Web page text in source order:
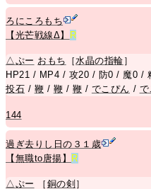
ろにころもち
【光芒戦線Δ】
R
△ぷー おもち ［水晶の指輪 ］
HP21 / MP4 / 攻20 / 防0 / 魔0 /
投石 / 鞭 / 鞭 / 鞭 / でこぴん / で
144
過ぎ去りし日の３１歳
【無職to唐揚】
R
△ぷー ［ 銅の剣 ］